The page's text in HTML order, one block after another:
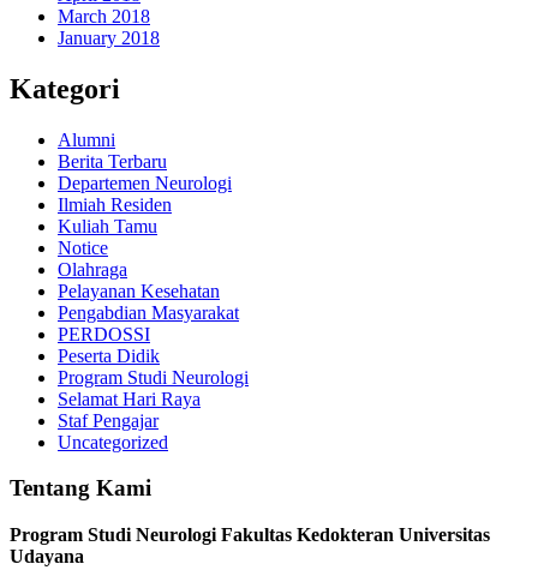
March 2018
January 2018
Kategori
Alumni
Berita Terbaru
Departemen Neurologi
Ilmiah Residen
Kuliah Tamu
Notice
Olahraga
Pelayanan Kesehatan
Pengabdian Masyarakat
PERDOSSI
Peserta Didik
Program Studi Neurologi
Selamat Hari Raya
Staf Pengajar
Uncategorized
Tentang Kami
Program Studi Neurologi Fakultas Kedokteran Universitas
Udayana